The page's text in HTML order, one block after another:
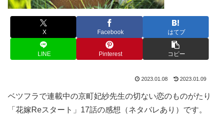
X Facebook はてブ
LINE Pinterest コピー
2023.01.08 2023.01.09
ベツフラで連載中の京町妃紗先生の切ない恋のものがたり
「花嫁Reスタート」17話の感想（ネタバレあり）です。